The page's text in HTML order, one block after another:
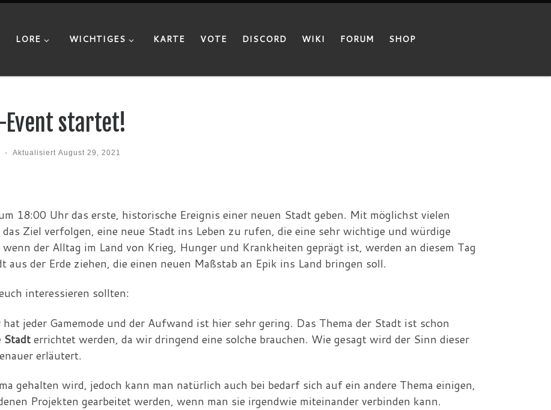
LORE WICHTIGES KARTE VOTE DISCORD WIKI FORUM SHOP
Event startet!
- AktualisiertAugust 29, 2021
18:00 Uhr das erste, historische Ereignis einer neuen Stadt geben. Mit möglichst vielen
Ziel verfolgen, eine neue Stadt ins Leben zu rufen, die eine sehr wichtige und würdige
der Alltag im Land von Krieg, Hunger und Krankheiten geprägt ist, werden an diesem Tag
aus der Erde ziehen, die einen neuen Maßstab an Epik ins Land bringen soll.
interessieren sollten:
jeder Gamemode und der Aufwand ist hier sehr gering. Das Thema der Stadt ist schon
Stadterrichtet werden, da wir dringend eine solche brauchen. Wie gesagt wird der Sinn dieser
erläutert.
gehalten wird, jedoch kann man natürlich auch bei bedarf sich auf ein andere Thema einigen,
Projekten gearbeitet werden, wenn man sie irgendwie miteinander verbinden kann.